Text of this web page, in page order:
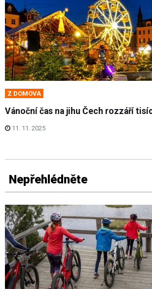
Z DOMOVA
Vánoční čas na jihu Čech rozzáří
11. 11. 2025
Nepřehlédněte